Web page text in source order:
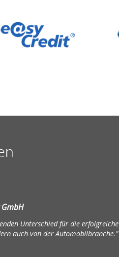
Unterschied für die erfolgreiche
auch von der Automobilbranche."